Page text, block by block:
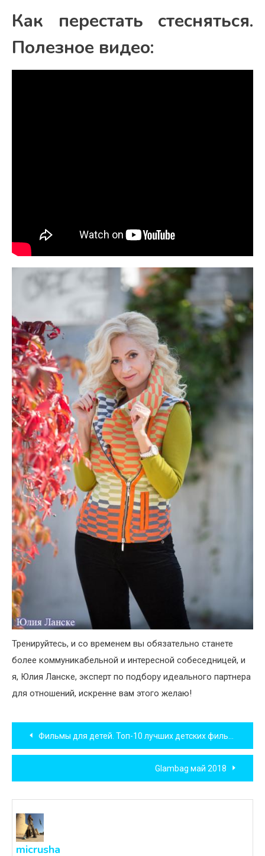
Как перестать стесняться.
Полезное видео:
Тренируйтесь, и со временем вы обязательно станете
более коммуникабельной и интересной собеседницей, и
я, Юлия Ланске, эксперт по подбору идеального партнера
для отношений, искренне вам этого желаю!
Навигация
по
записям
Фильмы для детей. Топ-10 лучших детских фильмов
Glambag май 2018
micrusha